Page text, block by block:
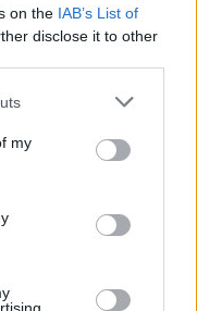
on the IAB’s List of
disclose it to other
my
nuotraukų (30)